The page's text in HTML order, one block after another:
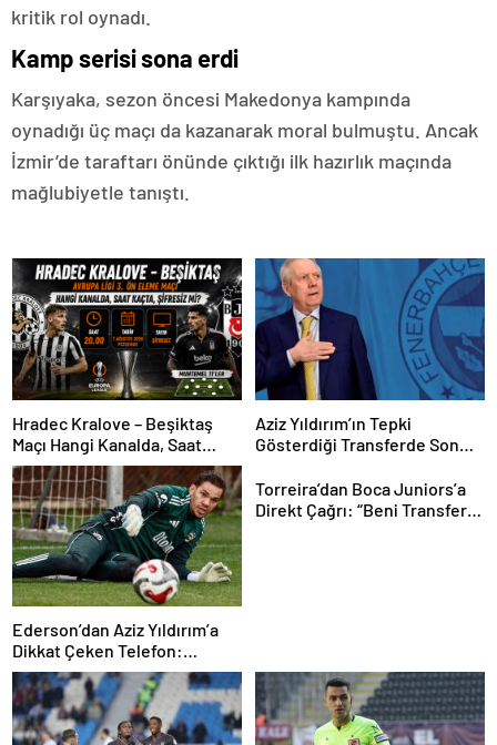
kritik rol oynadı.
Kamp serisi sona erdi
Karşıyaka, sezon öncesi Makedonya kampında
oynadığı üç maçı da kazanarak moral bulmuştu. Ancak
İzmir’de taraftarı önünde çıktığı ilk hazırlık maçında
mağlubiyetle tanıştı.
Hradec Kralove – Beşiktaş
Maçı Hangi Kanalda, Saat
Kaçta, Şifresiz Mi? Avrupa Ligi
3. Ön Eleme Maçı Muhtemel
11’ler…
Aziz Yıldırım’ın Tepki
Gösterdiği Transferde Son
Belli Oldu
Ederson’dan Aziz Yıldırım’a
Dikkat Çeken Telefon:
“Fenerbahçe’de Kalmak
İstiyorum” Mesajı
Torreira’dan Boca Juniors’a
Direkt Çağrı: “Beni Transfer